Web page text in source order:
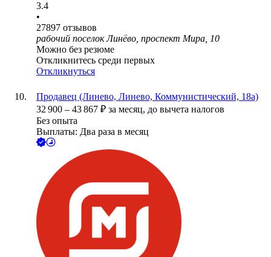
3.4
•
27897 отзывов
рабочий поселок Линёво, проспект Мира, 10
Можно без резюме
Откликнитесь среди первых
Откликнуться
Продавец (Линево, Линево, Коммунистический, 18а)
32 900 – 43 867 ₽ за месяц, до вычета налогов
Без опыта
Выплаты: Два раза в месяц